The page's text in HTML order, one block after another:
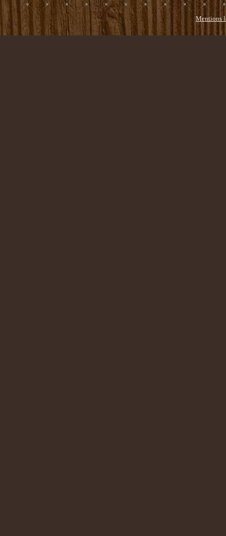
Mentions